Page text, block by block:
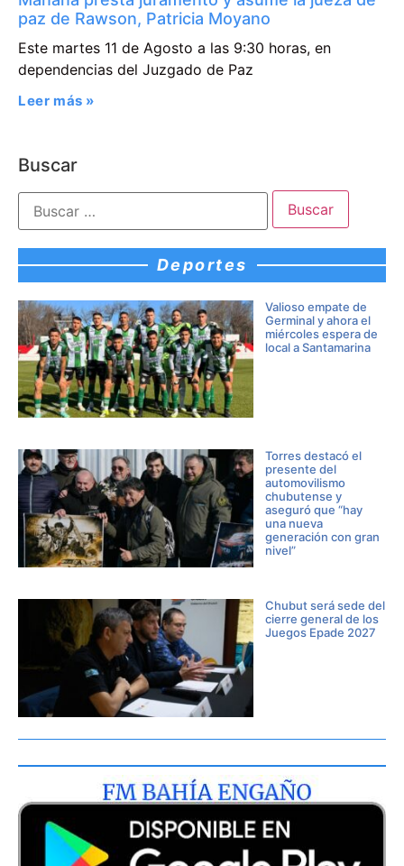
paz de Rawson, Patricia Moyano
Este martes 11 de Agosto a las 9:30 horas, en
dependencias del Juzgado de Paz
Leer más »
Buscar
Deportes
Valioso empate de
Germinal y ahora el
miércoles espera de
local a Santamarina
Torres destacó el
presente del
automovilismo
chubutense y
aseguró que “hay
una nueva
generación con gran
nivel”
Chubut será sede del
cierre general de los
Juegos Epade 2027